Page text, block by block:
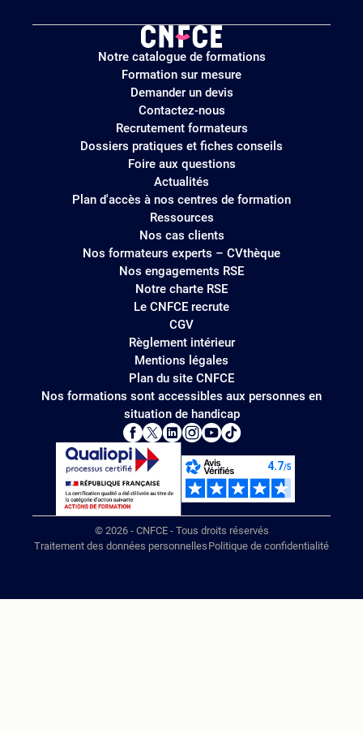
Logo
site
Notre catalogue de formations
Formation sur mesure
Demander un devis
Contactez-nous
Recrutement formateurs
Dossiers pratiques et fiches conseils
Foire aux questions
Actualités
Plan d'accès à nos centres de formation
Ressources
Nos cas clients
Nos formateurs experts – CVthèque
Nos engagements RSE
Notre charte RSE
Le CNFCE recrute
CGV
Règlement intérieur
Mentions légales
Plan du site CNFCE
Nos formations sont accessibles aux personnes en
situation de handicap
© 2026 - CNFCE - Tous droits réservés
Traitement des données personnelles Politique de confidentialité